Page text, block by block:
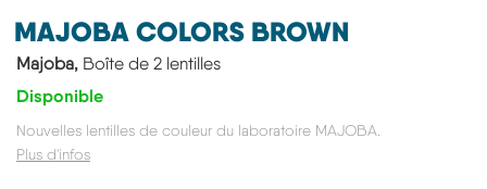
MAJOBA COLORS BROWN
Majoba, Boîte de 2 lentilles
Disponible
Nouvelles lentilles de couleur du laboratoire MAJOBA.
Plus d'infos